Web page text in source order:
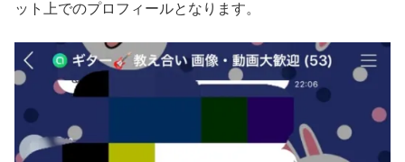
ット上でのプロフィールとなります。